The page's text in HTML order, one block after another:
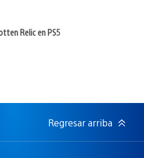
Relic en PS5
Regresar arriba